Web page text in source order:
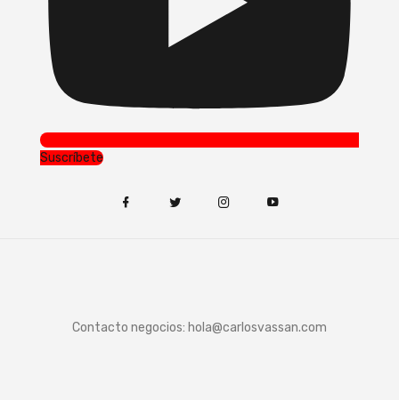
Suscríbete
Contacto negocios: hola@carlosvassan.com